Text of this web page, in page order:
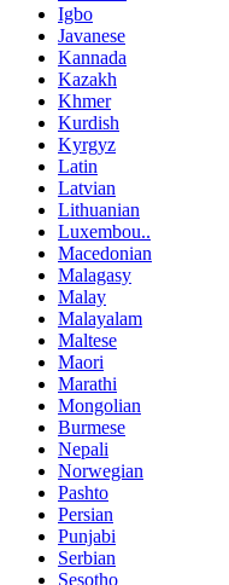
Igbo
Javanese
Kannada
Kazakh
Khmer
Kurdish
Kyrgyz
Latin
Latvian
Lithuanian
Luxembou..
Macedonian
Malagasy
Malay
Malayalam
Maltese
Maori
Marathi
Mongolian
Burmese
Nepali
Norwegian
Pashto
Persian
Punjabi
Serbian
Sesotho